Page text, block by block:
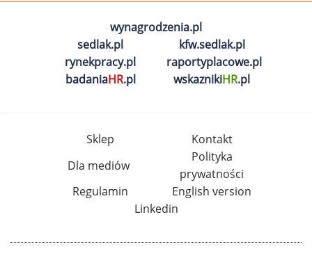
wynagrodzenia.pl
sedlak.pl
kfw.sedlak.pl
rynekpracy.pl
raportyplacowe.pl
badaniaHR.pl wskaznikiHR.pl
Sklep
Kontakt
Dla mediów
Polityka
prywatności
Regulamin
English version
Linkedin